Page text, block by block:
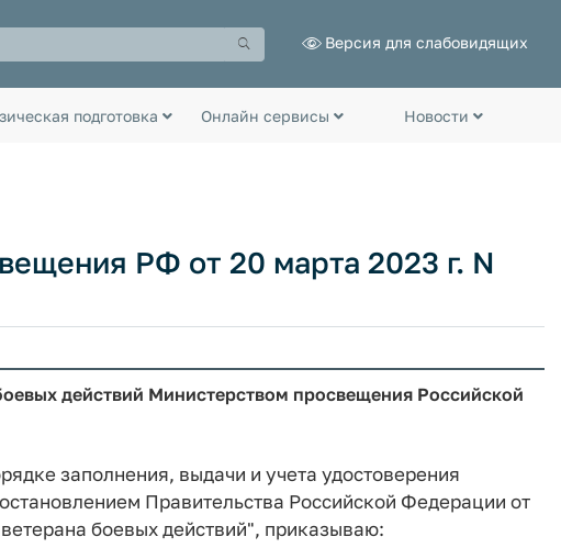
Версия для слабовидящих
подготовка Онлайн сервисы Новости
РФ от 20 марта 2023 г. N
действий Министерством просвещения Российской
заполнения, выдачи и учета удостоверения
Правительства Российской Федерации от
боевых действий", приказываю: